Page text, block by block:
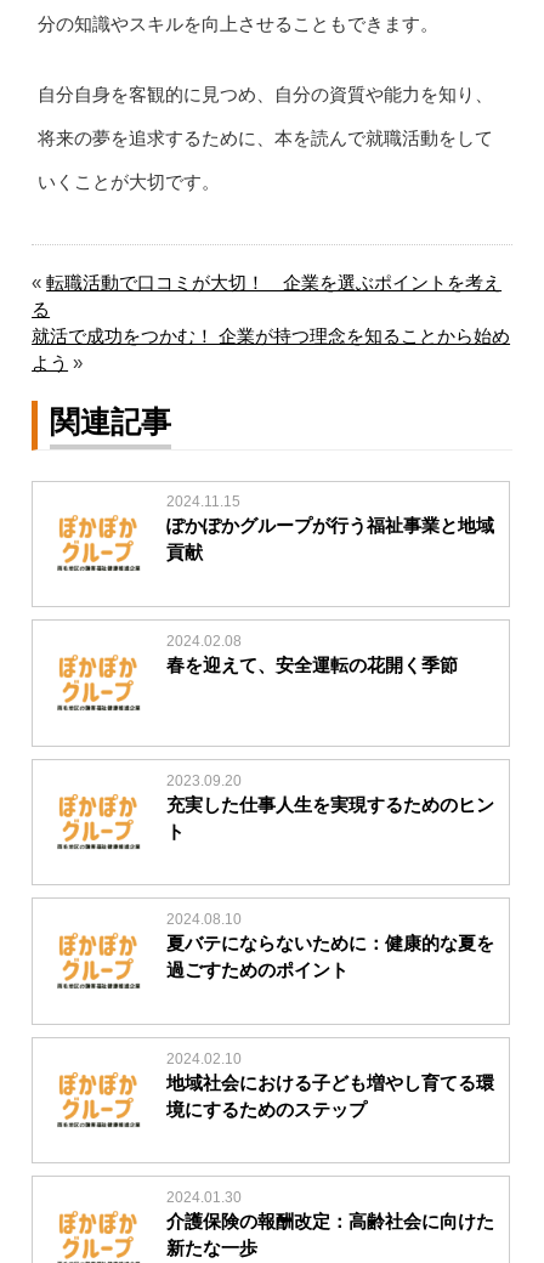
分の知識やスキルを向上させることもできます。
自分自身を客観的に見つめ、自分の資質や能力を知り、
将来の夢を追求するために、本を読んで就職活動をして
いくことが大切です。
«転職活動で口コミが大切！ 企業を選ぶポイントを考え
る
就活で成功をつかむ！ 企業が持つ理念を知ることから始め
よう »
関連記事
2024.11.15
ぽかぽかグループが行う福祉事業と地域
貢献
2024.02.08
春を迎えて、安全運転の花開く季節
2023.09.20
充実した仕事人生を実現するためのヒン
ト
2024.08.10
夏バテにならないために：健康的な夏を
過ごすためのポイント
2024.02.10
地域社会における子ども増やし育てる環
境にするためのステップ
2024.01.30
介護保険の報酬改定：高齢社会に向けた
新たな一歩